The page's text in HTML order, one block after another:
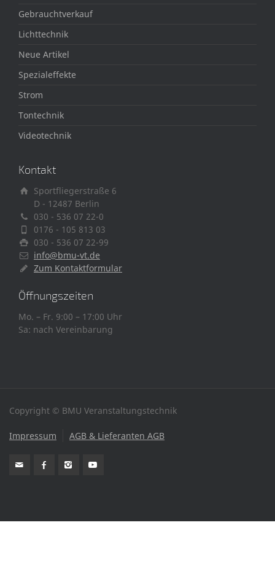
Gebrauchtverkauf
Lichttechnik
Neue Artikel
Spezialeffekte
Strom
Tontechnik
Videotechnik
Kontakt
Sportfliegerstraße 6
D - 12487 Berlin
030 - 536 07 22-0
0176 - 105 813 03
030 - 536 07 22-99
info@bmu-vt.de
Zum Kontaktformular
Öffnungszeiten
Mo. – Fr. 9:00 – 17:00 Uhr
Sa: nach Vereinbarung
Copyright © BMU Veranstaltungstechnik
Impressum AGB & Lieferanten AGB